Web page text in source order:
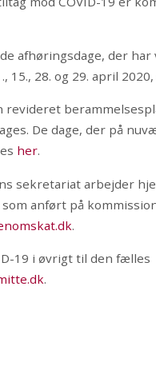
afhøringsdage, der
15., 28. og 29. april
revideret
De dage, der på
her.
sekretariat arbejder
anført på
.
19 i øvrigt til den fælles
.